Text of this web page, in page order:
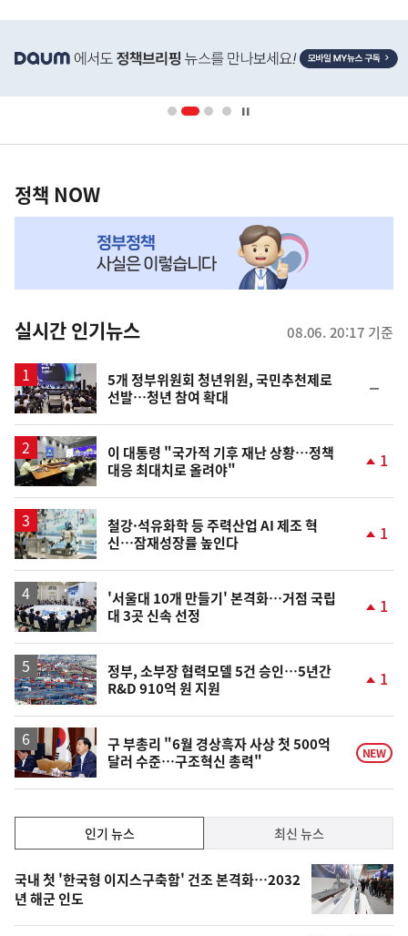
단
영
책
NOW,
뉴
스
정책 NOW
실시간 인기뉴스 08.06. 20:17 기준
5개 정부위원회 청년위원, 국민추천제로
선발…청년 참여 확대
일
이 대통령 "국가적 기후 재난 상황…정책
대응 최대치로 올려야"
1
철강·석유화학 등 주력산업 AI 제조 혁
신…잠재성장률 높인다
1
'서울대 10개 만들기' 본격화…거점 국립
대 3곳 신속 선정
1
정부, 소부장 협력모델 5건 승인…5년간
R&D 910억 원 지원
승
1
구 부총리 "6월 경상흑자 사상 첫 500억
달러 수준…구조혁신 총력"
NEW
기,
최
신,
인기 뉴스 최신 뉴스
기
뉴
스
국내 첫 '한국형 이지스구축함' 건조 본격화…2032
년 해군 인도